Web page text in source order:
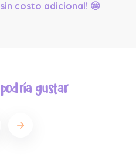
costo adicional! 🤩
gustar